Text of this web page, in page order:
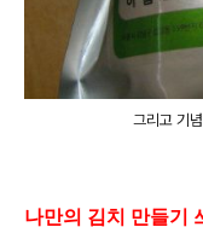
그리고 기
나만의 김치 만들기